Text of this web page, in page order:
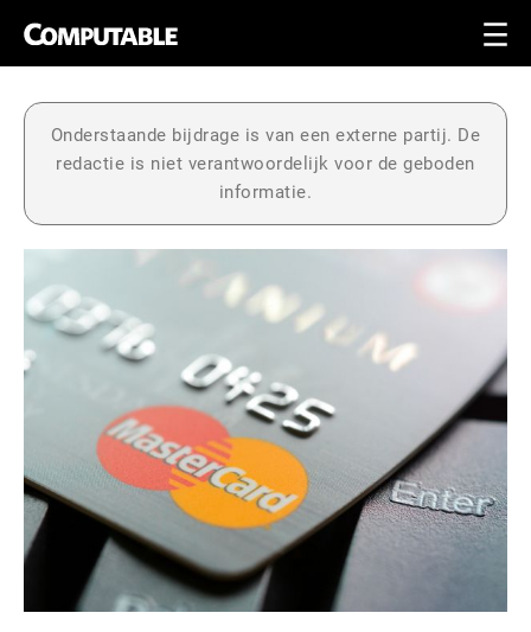
Onderstaande bijdrage is van een externe partij. De
redactie is niet verantwoordelijk voor de geboden
informatie.